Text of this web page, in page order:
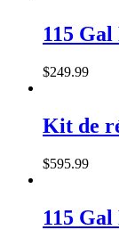
115
$249.99
Kit de
$595.99
115